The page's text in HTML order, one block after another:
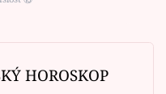
HOROSKOP